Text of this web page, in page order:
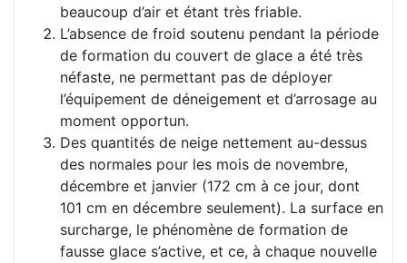
beaucoup d’air et étant très friable.
L’absence de froid soutenu pendant la période
de formation du couvert de glace a été très
néfaste, ne permettant pas de déployer
l’équipement de déneigement et d’arrosage au
moment opportun.
Des quantités de neige nettement au-dessus
des normales pour les mois de novembre,
décembre et janvier (172 cm à ce jour, dont
101 cm en décembre seulement). La surface en
surcharge, le phénomène de formation de
fausse glace s’active, et ce, à chaque nouvelle